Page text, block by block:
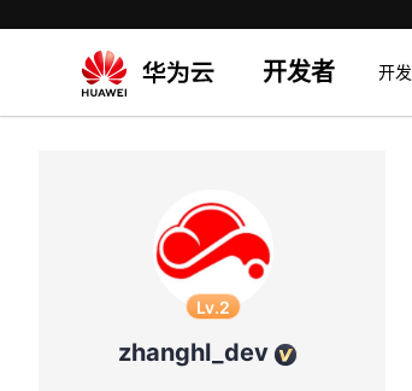
开发者 开发
Lv.2
zhanghl_dev